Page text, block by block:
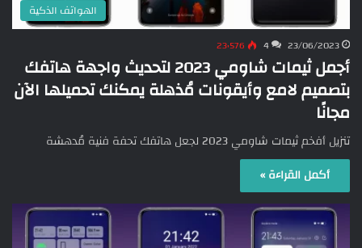
الهواتف الذكية
23/06/2023
4 23٬576
أجمل ثيمات شاومي 2023 لتحديث واجهة هاتفك
بتصميم لامع وأيقونات مُذهلة يمكنك تحميلها الآن
مجانًا
تنزيل أفخم ثيمات شاومي 2023 لجعل هاتفك تحفة فنية مُدهشة
أكمل القراءة »